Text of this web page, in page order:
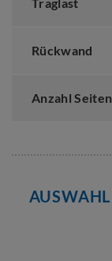
Rückwand
Anzahl